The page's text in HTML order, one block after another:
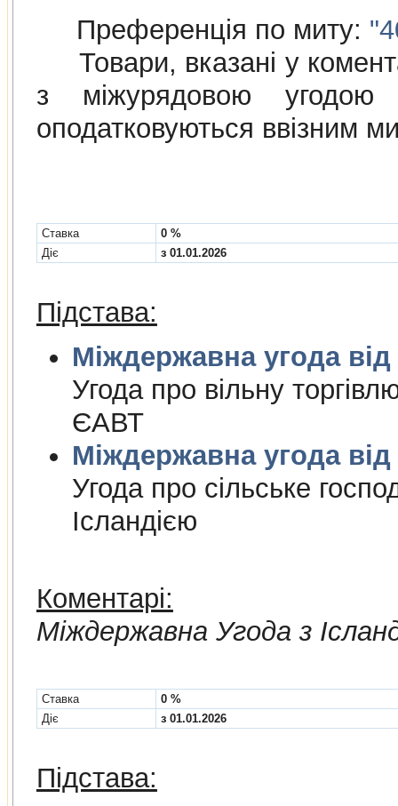
Преференція по миту:
Товари, вказані у
з мiжурядовою
оподатковуються ввізним
Cтавка
0 %
Діє
з 01.01.2026
Підстава:
Угода про вiльну
ЄАВТ
Угода про сiльське
Iсландiєю
Коментарі:
Мiждержавна Угода з
Cтавка
0 %
Діє
з 01.01.2026
Підстава: